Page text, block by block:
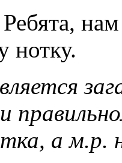
Ребята,
нотку.
а м.р.